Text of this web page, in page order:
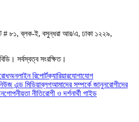
# ৮১, ব্লক-ই, বসুন্ধরা আর/এ, ঢাকা ১২২৯,
সর্বস্বত্ব সংরক্ষিত।
অনলাইন রিপোর্টক্যারিয়ারযোগাযোগ
এন্ড মিডিয়াব্লগআমাদের সম্পর্কে জানুনরোগীদের
গোপনীয়তা নীতিরোগী ও দর্শনার্থী গাইড